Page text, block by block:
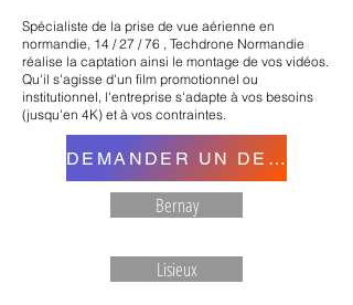
Spécialiste de la prise de vue aérienne en
normandie, 14 / 27 / 76 , Techdrone Normandie
réalise la captation ainsi le montage de vos vidéos.
Qu'il s'agisse d'un film promotionnel ou
institutionnel, l'entreprise s'adapte à vos besoins
(jusqu'en 4K) et à vos contraintes.
DEMANDER UN DEVIS
Bernay
Lisieux